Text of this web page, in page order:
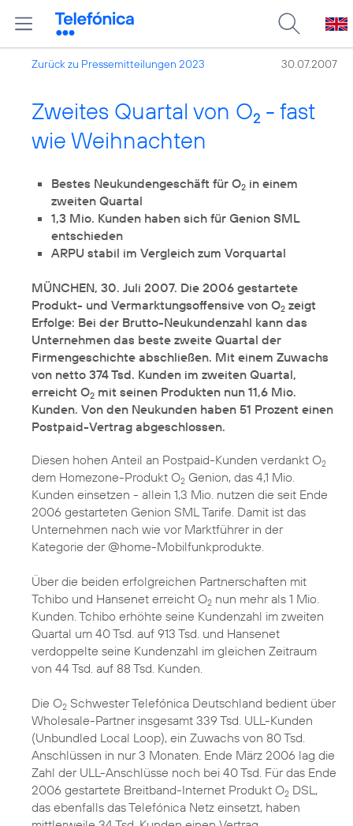
Zurück zu Pressemitteilungen 2023 30.07.2007
Zweites Quartal von O2 - fast
wie Weihnachten
Bestes Neukundengeschäft für O2 in einem
1,3 Mio. Kunden haben sich für Genion SML
MÜNCHEN, 30. Juli 2007. Die 2006 gestartete
Produkt- und Vermarktungsoffensive von O2 zeigt
Erfolge: Bei der Brutto-Neukundenzahl kann das
Unternehmen das beste zweite Quartal der
Firmengeschichte abschließen. Mit einem Zuwachs
von netto 374 Tsd. Kunden im zweiten Quartal,
erreicht O2 mit seinen Produkten nun 11,6 Mio.
Kunden. Von den Neukunden haben 51 Prozent einen
Postpaid-Vertrag abgeschlossen.
Diesen hohen Anteil an Postpaid-Kunden verdankt O2
dem Homezone-Produkt O2 Genion, das 4,1 Mio.
Kunden einsetzen - allein 1,3 Mio. nutzen die seit Ende
2006 gestarteten Genion SML Tarife. Damit ist das
Unternehmen nach wie vor Marktführer in der
Kategorie der @home-Mobilfunkprodukte.
Über die beiden erfolgreichen Partnerschaften mit
Tchibo und Hansenet erreicht O2 nun mehr als 1 Mio.
Kunden. Tchibo erhöhte seine Kundenzahl im zweiten
Quartal um 40 Tsd. auf 913 Tsd. und Hansenet
verdoppelte seine Kundenzahl im gleichen Zeitraum
von 44 Tsd. auf 88 Tsd. Kunden.
Die O2 Schwester Telefónica Deutschland bedient über
Wholesale-Partner insgesamt 339 Tsd. ULL-Kunden
(Unbundled Local Loop), ein Zuwachs von 80 Tsd.
Anschlüssen in nur 3 Monaten. Ende März 2006 lag die
Zahl der ULL-Anschlüsse noch bei 40 Tsd. Für das Ende
2006 gestartete Breitband-Internet Produkt O2 DSL,
das ebenfalls das Telefónica Netz einsetzt, haben